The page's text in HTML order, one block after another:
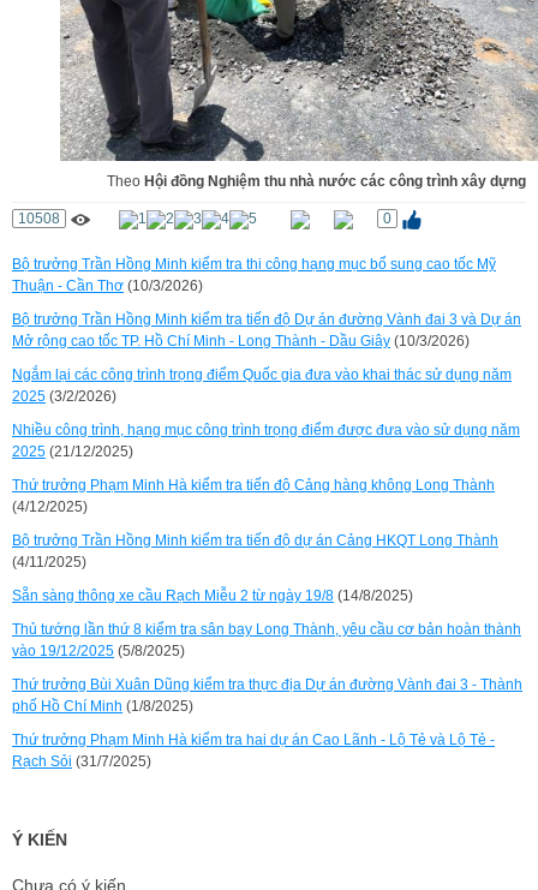
Theo Hội đồng Nghiệm thu nhà nước các công trình xây dựng
10508 0
Bộ trưởng Trần Hồng Minh kiểm tra thi công hạng mục bổ sung cao tốc Mỹ
Thuận - Cần Thơ (10/3/2026)
Bộ trưởng Trần Hồng Minh kiểm tra tiến độ Dự án đường Vành đai 3 và Dự án
Mở rộng cao tốc TP. Hồ Chí Minh - Long Thành - Dầu Giây (10/3/2026)
Ngắm lại các công trình trọng điểm Quốc gia đưa vào khai thác sử dụng năm
2025 (3/2/2026)
Nhiều công trình, hạng mục công trình trọng điểm được đưa vào sử dụng năm
2025 (21/12/2025)
Thứ trưởng Phạm Minh Hà kiểm tra tiến độ Cảng hàng không Long Thành
(4/12/2025)
Bộ trưởng Trần Hồng Minh kiểm tra tiến độ dự án Cảng HKQT Long Thành
(4/11/2025)
Sẵn sàng thông xe cầu Rạch Miễu 2 từ ngày 19/8 (14/8/2025)
Thủ tướng lần thứ 8 kiểm tra sân bay Long Thành, yêu cầu cơ bản hoàn thành
vào 19/12/2025 (5/8/2025)
Thứ trưởng Bùi Xuân Dũng kiểm tra thực địa Dự án đường Vành đai 3 - Thành
phố Hồ Chí Minh (1/8/2025)
Thứ trưởng Phạm Minh Hà kiểm tra hai dự án Cao Lãnh - Lộ Tẻ và Lộ Tẻ -
Rạch Sỏi (31/7/2025)
Ý KIẾN
Chưa có ý kiến